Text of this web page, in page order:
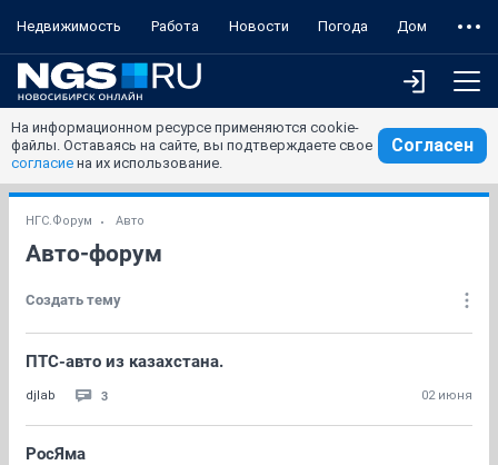
Недвижимость Работа Новости Погода Дом
На информационном ресурсе применяются cookie-
файлы. Оставаясь на сайте, вы подтверждаете свое
согласие на их использование.
Согласен
НГС.Форум Авто
Авто-форум
Создать тему
ПТС-авто из казахстана.
djlab 3 02 июня
РосЯма